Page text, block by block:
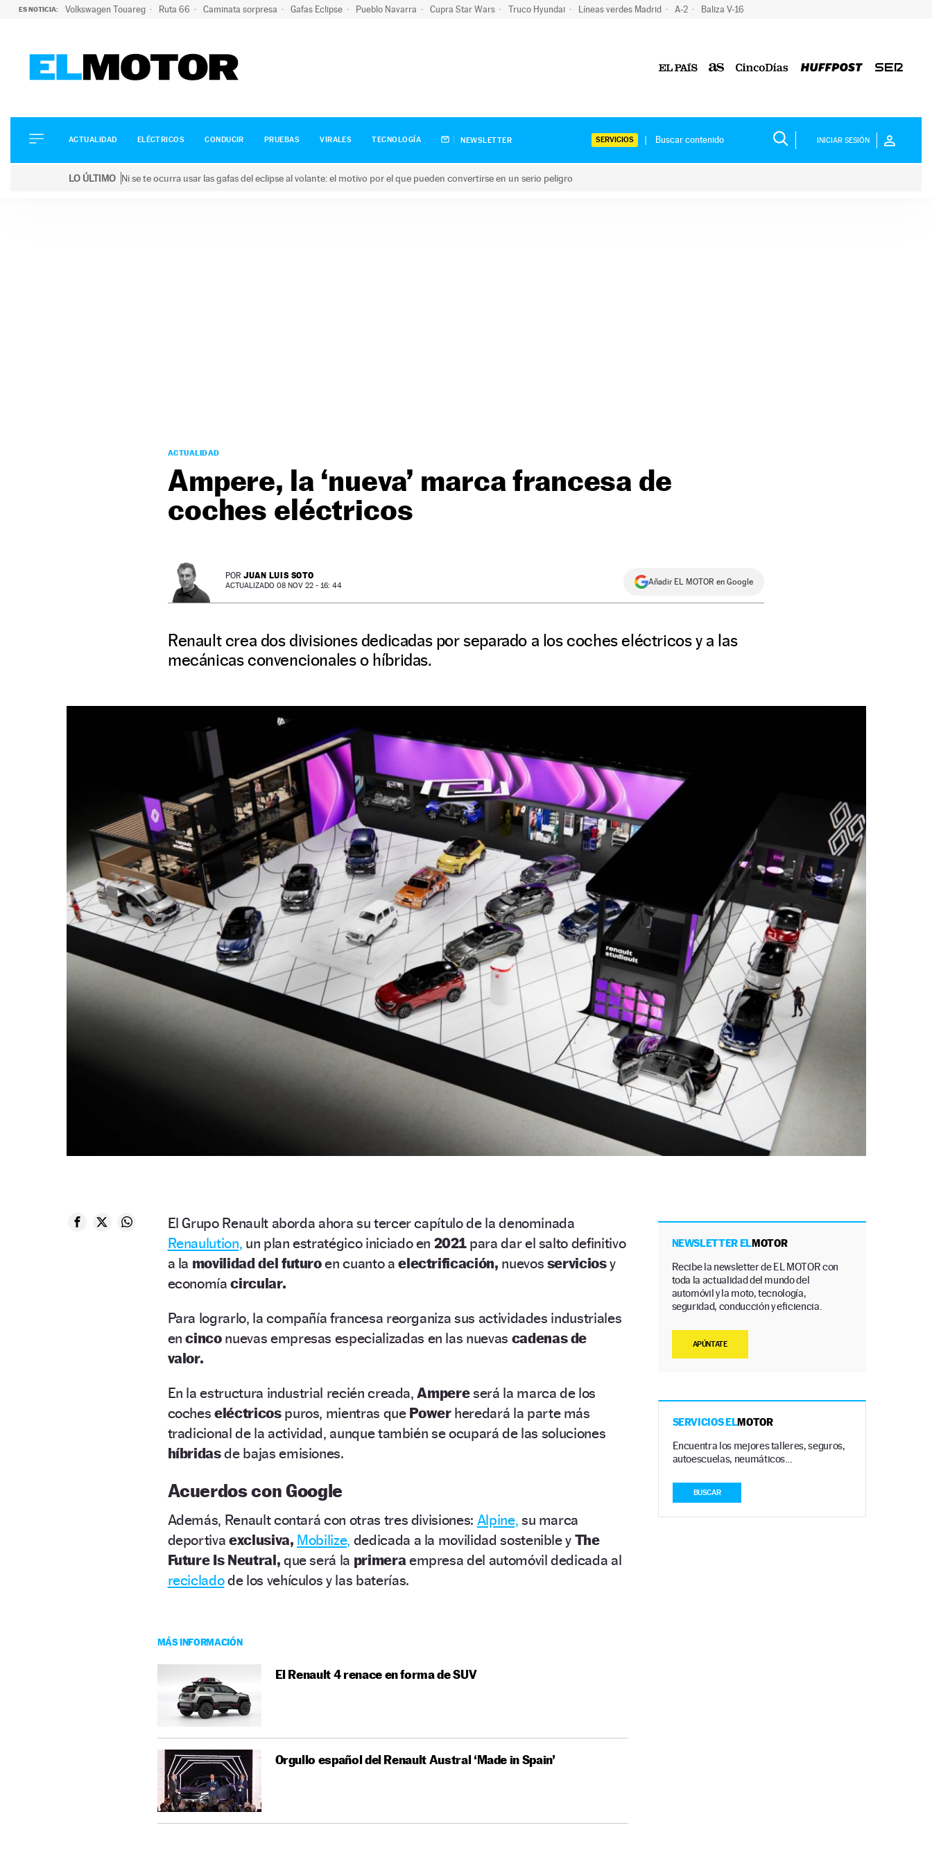
ES NOTICIA: Volkswagen Touareg Ruta 66 Caminata sorpresa Gafas Eclipse Pueblo Navarra Cupra Star Wars Truco Hyundai Líneas verdes Madrid A-2 Baliza V-16
ELÉCTRICOS
CONDUCIR
ACTUALIDAD ELÉCTRICOS CONDUCIR PRUEBAS VIRALES TECNOLOGÍA NEWSLETTER SERVICIOS INICIAR SESIÓN
LO ÚLTIMO Ni se te ocurra usar las gafas del eclipse al volante: el motivo por el que pueden convertirse en un serio peligro
ACTUALIDAD
Ampere, la ‘nueva’ marca francesa de
coches eléctricos
POR JUAN LUIS SOTO
ACTUALIZADO 08 NOV 22 - 16: 44 Añadir EL MOTOR en Google
Renault crea dos divisiones dedicadas por separado a los coches eléctricos y a las
mecánicas convencionales o híbridas.
El Grupo Renault aborda ahora su tercer capítulo de la denominada
Renaulution, un plan estratégico iniciado en 2021para dar el salto definitivo
a la movilidad del futuroen cuanto aelectrificación, nuevos serviciosy
economíacircular.
Para lograrlo, la compañía francesa reorganiza sus actividades industriales
encinconuevas empresas especializadas en las nuevas cadenas de
valor.
En la estructura industrial recién creada,Ampereserá la marca de los
cocheseléctricospuros, mientras que Powerheredará la parte más
tradicional de la actividad, aunque también se ocupará de las soluciones
híbridasde bajas emisiones.
Acuerdos con Google
Además, Renault contará con otras tres divisiones: Alpine, su marca
deportivaexclusiva, Mobilize, dedicada a la movilidad sostenible y The
Future Is Neutral, que será la primera empresa del automóvil dedicada al
recicladode los vehículos y las baterías.
MÁS INFORMACIÓN
El Renault 4 renace en forma de SUV
Orgullo español del Renault Austral ‘Made in Spain’
NEWSLETTER ELMOTOR
Recibe la newsletter de EL MOTOR con
toda la actualidad del mundo del
automóvil y la moto, tecnología,
seguridad, conducción y eficiencia.
APÚNTATE
SERVICIOS ELMOTOR
Encuentra los mejores talleres, seguros,
autoescuelas, neumáticos…
BUSCAR